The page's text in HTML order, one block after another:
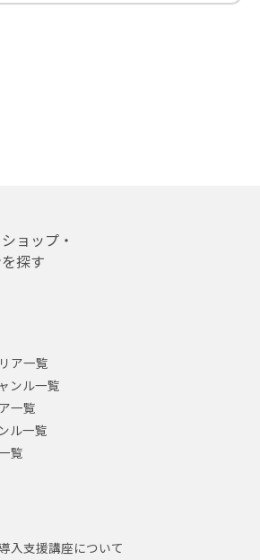
ョップ・
探す
ア一覧
ンル一覧
一覧
ル一覧
覧
入支援講座について